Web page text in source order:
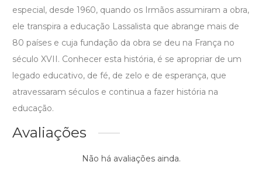
especial, desde 1960, quando os Irmãos assumiram a obra,
ele transpira a educação Lassalista que abrange mais de
80 países e cuja fundação da obra se deu na França no
século XVII. Conhecer esta história, é se apropriar de um
legado educativo, de fé, de zelo e de esperança, que
atravessaram séculos e continua a fazer história na
educação.
Avaliações
Não há avaliações ainda.